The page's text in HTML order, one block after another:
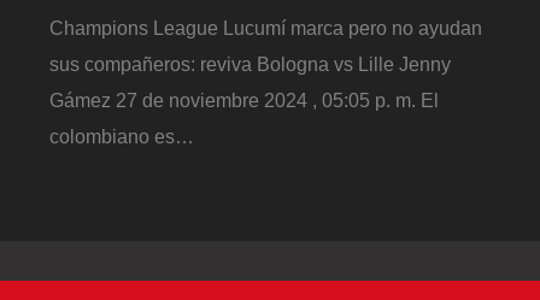
Champions League Lucumí marca pero no ayudan
sus compañeros: reviva Bologna vs Lille Jenny
Gámez 27 de noviembre 2024 , 05:05 p. m. El
colombiano es…